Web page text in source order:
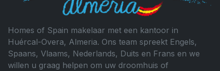
Homes of Spain makelaar met een kantoor in
Huércal-Overa, Almeria. Ons team spreekt Engels,
Spaans, Vlaams, Nederlands, Duits en Frans en we
willen u graag helpen om uw droomhuis of